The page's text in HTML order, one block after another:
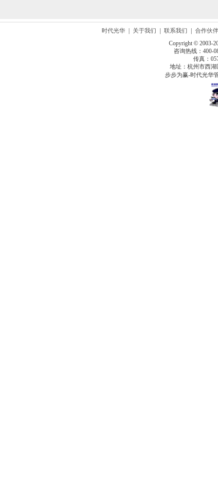
时代光华 关于我们 联系我们
合作伙伴
Copyright © 2003-
咨询热线：400-
传真：
地址：杭州市西
步步为赢-时代光华